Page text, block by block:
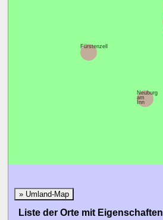
Neuburg
am
Inn
Fürstenzell
» Umland-Map
Liste der Orte mit Eigenschaften